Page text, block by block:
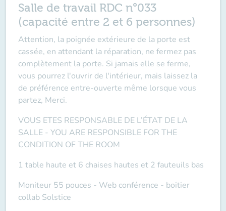
Salle de travail RDC n°033
(capacité entre 2 et 6 personnes)
Attention, la poignée extérieure de la porte est
cassée, en attendant la réparation, ne fermez pas
complètement la porte. Si jamais elle se ferme,
vous pourrez l'ouvrir de l'intérieur, mais laissez la
de préférence entre-ouverte même lorsque vous
partez, Merci.
VOUS ETES RESPONSABLE DE L’ÉTAT DE LA
SALLE - YOU ARE RESPONSIBLE FOR THE
CONDITION OF THE ROOM
1 table haute et 6 chaises hautes et 2 fauteuils bas
Moniteur 55 pouces - Web conférence - boitier
collab Solstice